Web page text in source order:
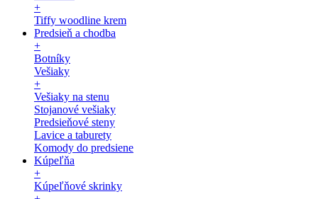
+
Tiffy woodline krem
Predsieň a chodba
+
Botníky
Vešiaky
+
Vešiaky na stenu
Stojanové vešiaky
Predsieňové steny
Lavice a taburety
Komody do predsiene
Kúpeľňa
+
Kúpeľňové skrinky